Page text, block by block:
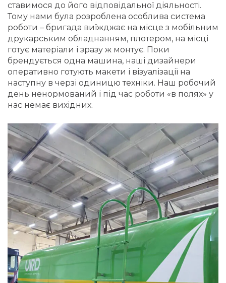
ставимося до його відповідальної діяльності.
Тому нами була розроблена особлива система
роботи – бригада виїжджає на місце з мобільним
друкарським обладнанням, плотером, на місці
готує матеріали і зразу ж монтує. Поки
брендується одна машина, наші дизайнери
оперативно готують макети і візуалізації на
наступну в черзі одиницю техніки. Наш робочий
день ненормований і під час роботи «в полях» у
нас немає вихідних.